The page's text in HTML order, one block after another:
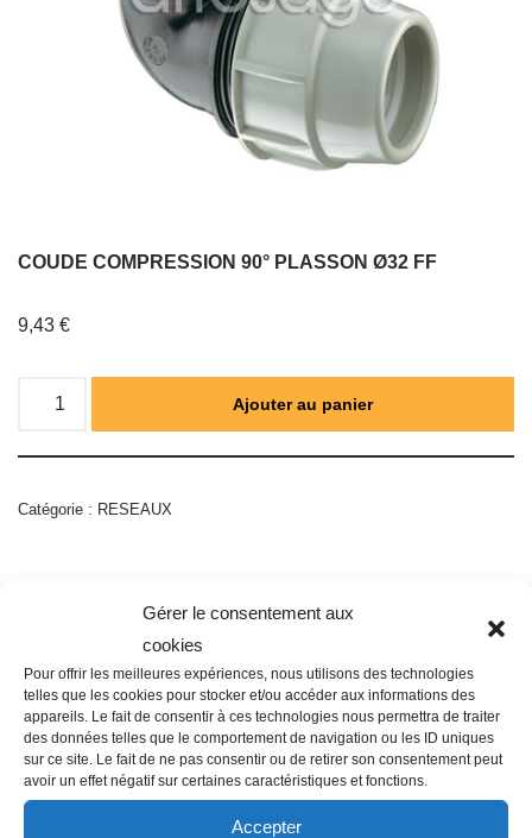
Gérer le consentement aux
cookies
Pour offrir les meilleures expériences, nous utilisons des technologies
telles que les cookies pour stocker et/ou accéder aux informations des
appareils. Le fait de consentir à ces technologies nous permettra de traiter
des données telles que le comportement de navigation ou les ID uniques
sur ce site. Le fait de ne pas consentir ou de retirer son consentement peut
avoir un effet négatif sur certaines caractéristiques et fonctions.
Accepter
COUDE COMPRESSION 90° PLASSON Ø32 FF
9,43 €
Ajouter au panier
Catégorie : RESEAUX
Famille : F01
Diamètre : 32 mm
Raccordement : Femelle-Femelle